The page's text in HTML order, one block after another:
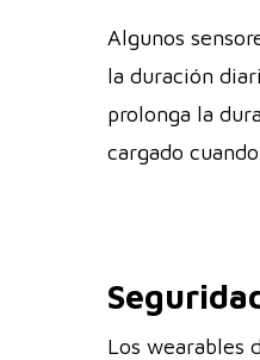
Algunos
la duración
prolonga la
cargado
Los wearables